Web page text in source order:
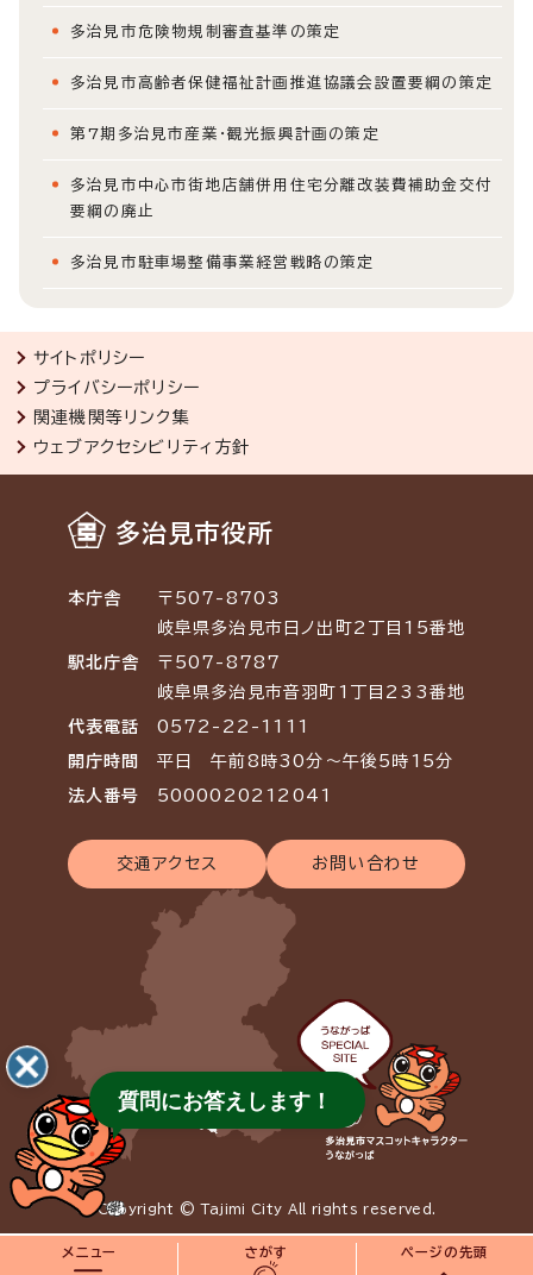
多治見市危険物規制審査基準の策定
多治見市高齢者保健福祉計画推進協議会設置要綱の策定
第7期多治見市産業・観光振興計画の策定
多治見市中心市街地店舗併用住宅分離改装費補助金交付
要綱の廃止
多治見市駐車場整備事業経営戦略の策定
メニュー さがす ページの先頭
サイトポリシー
プライバシーポリシー
関連機関等リンク集
ウェブアクセシビリティ方針
多治見市役所
本庁舎
〒507-8703
岐阜県多治見市日ノ出町2丁目15番地
駅北庁舎
〒507-8787
岐阜県多治見市音羽町1丁目233番地
代表電話 0572-22-1111
開庁時間 平日 午前8時30分～午後5時15分
法人番号 5000020212041
交通アクセス お問い合わせ
Copyright © Tajimi City All rights reserved.
質問にお答えします！